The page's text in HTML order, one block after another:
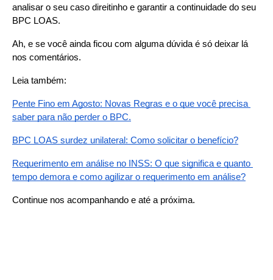
analisar o seu caso direitinho e garantir a continuidade do seu
BPC LOAS.
Ah, e se você ainda ficou com alguma dúvida é só deixar lá
nos comentários.
Leia também:
Pente Fino em Agosto: Novas Regras e o que você precisa
saber para não perder o BPC.
BPC LOAS surdez unilateral: Como solicitar o benefício?
Requerimento em análise no INSS: O que significa e quanto
tempo demora e como agilizar o requerimento em análise?
Continue nos acompanhando e até a próxima.